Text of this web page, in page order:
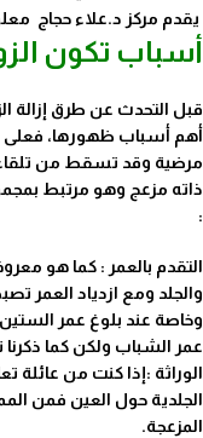
يقدم مركز د.علاء حجاج
أسباب تكون
قبل التحدث عن طرق إزالة
أهم أسباب ظهورها، فعلى
مرضية وقد تسقط من تلقاء
ذاته مزعج وهو مرتبط
:
التقدم بالعمر : كما هو
والجلد ومع ازدياد العمر
وخاصة عند بلوغ عمر
عمر الشباب ولكن كما ذكرنا
الوراثة :إذا كنت من عائلة
الجلدية حول العين فمن
المزعجة.